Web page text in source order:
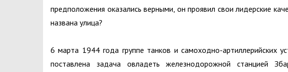
предположения оказались верными, он проявил свои лидерские
названа улица?
6 марта 1944 года группе танков и самоходно-артиллерийских
поставлена задача овладеть железнодорожной станцией